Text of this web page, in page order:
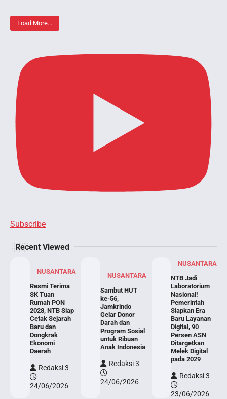
Load More...
Subscribe
Recent Viewed
NUSANTARA
Resmi Terima
SK Tuan
Rumah PON
2028, NTB Siap
Cetak Sejarah
Baru dan
Dongkrak
Ekonomi
Daerah
Redaksi 3
24/06/2026
NUSANTARA
Sambut HUT
ke-56,
Jamkrindo
Gelar Donor
Darah dan
Program Sosial
untuk Ribuan
Anak Indonesia
Redaksi 3
24/06/2026
NUSANTARA
NTB Jadi
Laboratorium
Nasional!
Pemerintah
Siapkan Era
Baru Layanan
Digital, 90
Persen ASN
Ditargetkan
Melek Digital
pada 2029
Redaksi 3
23/06/2026